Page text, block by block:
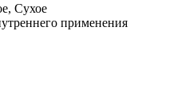
Сухое
применения